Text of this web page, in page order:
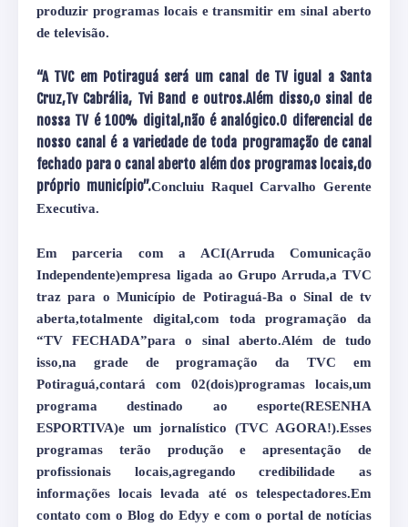
produzir programas locais e transmitir em sinal aberto
de televisão.
“A TVC em Potiraguá será um canal de TV igual a Santa
Cruz,Tv Cabrália, Tvi Band e outros.Além disso,o sinal de
nossa TV é 100% digital,não é analógico.O diferencial de
nosso canal é a variedade de toda programação de canal
fechado para o canal aberto além dos programas locais,do
próprio município”.Concluiu Raquel Carvalho Gerente
Executiva.
Em parceria com a ACI(Arruda Comunicação
Independente)empresa ligada ao Grupo Arruda,a TVC
traz para o Município de Potiraguá-Ba o Sinal de tv
aberta,totalmente digital,com toda programação da
“TV FECHADA”para o sinal aberto.Além de tudo
isso,na grade de programação da TVC em
Potiraguá,contará com 02(dois)programas locais,um
programa destinado ao esporte(RESENHA
ESPORTIVA)e um jornalístico (TVC AGORA!).Esses
programas terão produção e apresentação de
profissionais locais,agregando credibilidade as
informações locais levada até os telespectadores.Em
contato com o Blog do Edyy e com o portal de notícias